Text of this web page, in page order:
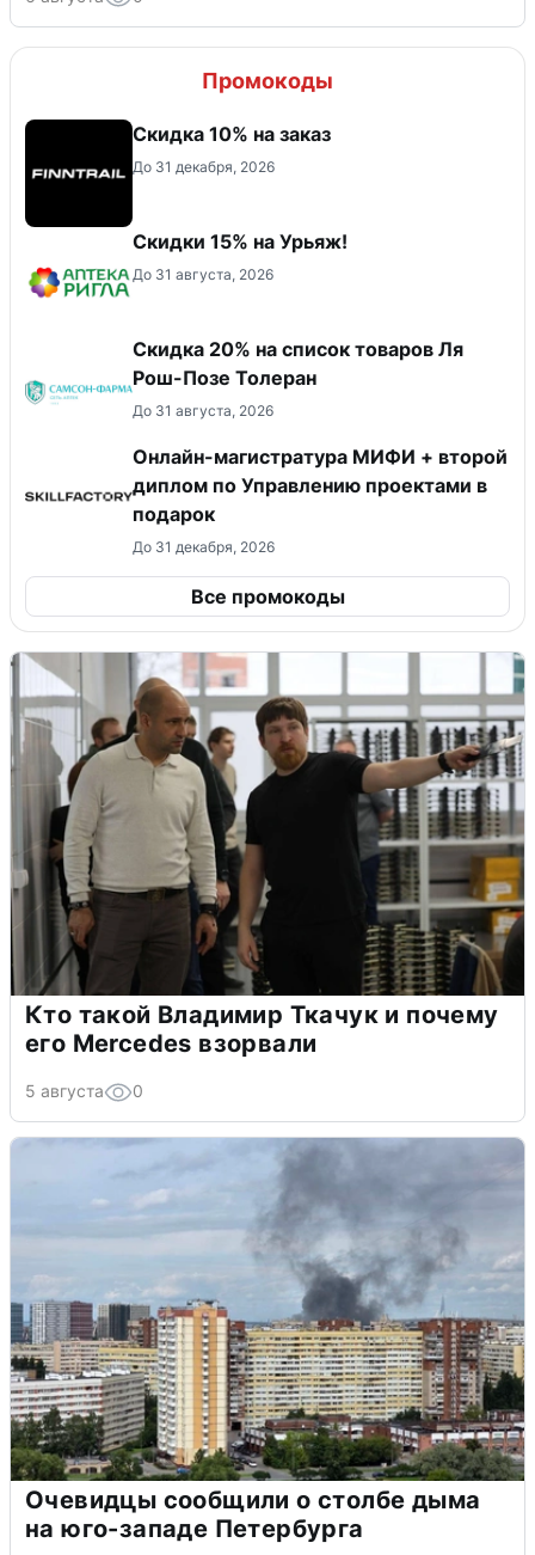
Промокоды
Скидка 10% на заказ
До 31 декабря, 2026
Скидки 15% на Урьяж!
До 31 августа, 2026
Скидка 20% на список товаров Ля
Рош-Позе Толеран
До 31 августа, 2026
Онлайн-магистратура МИФИ + второй
диплом по Управлению проектами в
подарок
До 31 декабря, 2026
Все промокоды
Кто такой Владимир Ткачук и почему
его Mercedes взорвали
5 августа 0
Очевидцы сообщили о столбе дыма
на юго-западе Петербурга